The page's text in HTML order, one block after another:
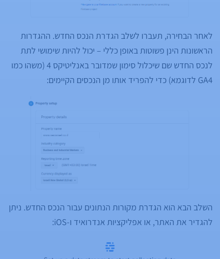
לאחר הבחירה, תעברו לשלב הגדרת הנכס החדש. ההגדרות
הראשונות הינן פשוטות באופן כללי – יכול להיות שימושי לתת
לנכס החדש שם שיכלול סימון שמדובר באנליטיקס 4 (משהו כמו
GA4 לדוגמא) כדי להפריד אותו מן הנכסים הקיימים:
השלב הבא הוא הגדרת מקורות הנתונים עבור הנכס החדש. ניתן
להגדיר את האתר, או אפליקציות אנדרואיד ו-iOS: